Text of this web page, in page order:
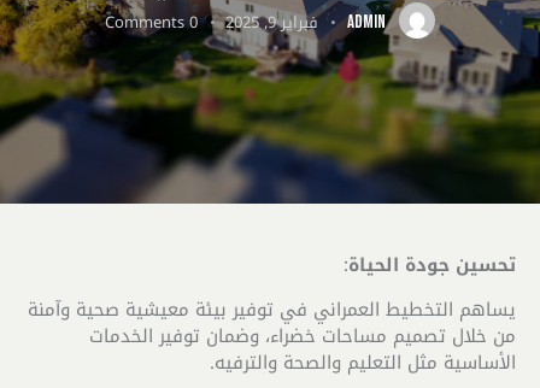
ADMIN فبراير 9, 2025 0
Comments
تحسين جودة الحياة:
يساهم التخطيط العمراني في توفير بيئة معيشية صحية وآمنة
من خلال تصميم مساحات خضراء، وضمان توفير الخدمات
الأساسية مثل التعليم والصحة والترفيه.